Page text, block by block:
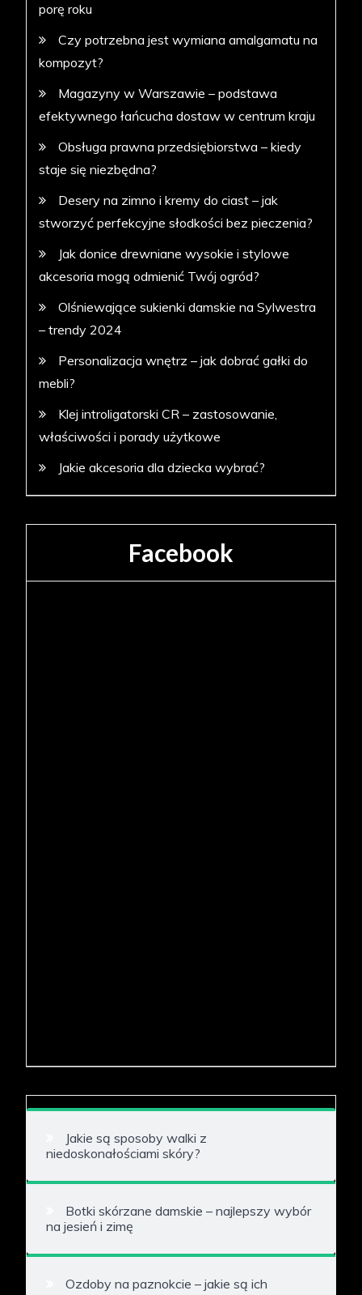
porę roku
Czy potrzebna jest wymiana amalgamatu na
kompozyt?
Magazyny w Warszawie – podstawa
efektywnego łańcucha dostaw w centrum kraju
Obsługa prawna przedsiębiorstwa – kiedy
staje się niezbędna?
Desery na zimno i kremy do ciast – jak
stworzyć perfekcyjne słodkości bez pieczenia?
Jak donice drewniane wysokie i stylowe
akcesoria mogą odmienić Twój ogród?
Olśniewające sukienki damskie na Sylwestra
– trendy 2024
Personalizacja wnętrz – jak dobrać gałki do
mebli?
Klej introligatorski CR – zastosowanie,
właściwości i porady użytkowe
Jakie akcesoria dla dziecka wybrać?
Facebook
Jakie są sposoby walki z
niedoskonałościami skóry?
Botki skórzane damskie – najlepszy wybór
na jesień i zimę
Ozdoby na paznokcie – jakie są ich